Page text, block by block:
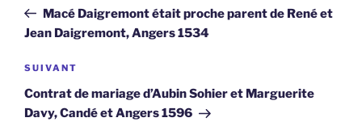
l’article
précédent
Macé Daigremont était proche parent de René et
Jean Daigremont, Angers 1534
Article
suivant
SUIVANT
Contrat de mariage d’Aubin Sohier et Marguerite
Davy, Candé et Angers 1596